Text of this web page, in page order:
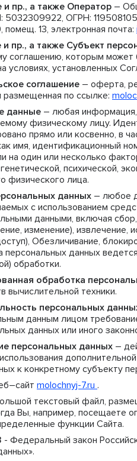
пр., а также Оператор –
ОГРН:
помещ. 13, электронная почта:
пр., а также Субъект
соглашению, которым
условиях, установленных
соглашение – оферта,
размещенная по ссылке:
данные – любая
физическому лицу.
прямо или косвенно, в
имя, идентификационный
на один или несколько
психической,
физического лица.
данных – любое
с использованием
данными, включая
изменение), извлечение,
Обезличивание,
персональных данных
обработки.
обработка
вычислительной техники.
персональных
данным лицом
данных или иного
персональных данных –
к конкретному субъекту
molochnyj-7.ru .
текстовый файл,
Вы, например, посещаете
функции Сайта.
- Федеральный закон